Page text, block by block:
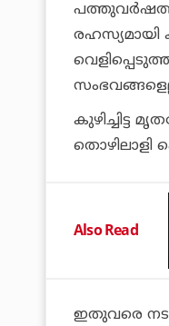
രഹസ്യമായി
കുഴിച്ചിട്ട
തൊഴിലാളി
Also Read
ഇതുവരെ